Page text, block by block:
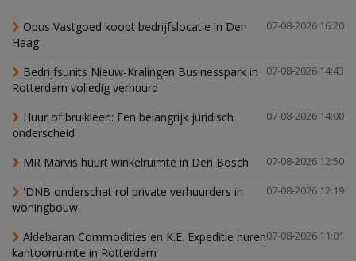
07-08-2026 16:20
Opus Vastgoed koopt bedrijfslocatie in Den
Haag
07-08-2026 14:43
Bedrijfsunits Nieuw-Kralingen Businesspark in
Rotterdam volledig verhuurd
07-08-2026 14:00
Huur of bruikleen: Een belangrijk juridisch
onderscheid
07-08-2026 12:50
MR Marvis huurt winkelruimte in Den Bosch
07-08-2026 12:19
'DNB onderschat rol private verhuurders in
woningbouw'
07-08-2026 11:01
Aldebaran Commodities en K.E. Expeditie huren
kantoorruimte in Rotterdam